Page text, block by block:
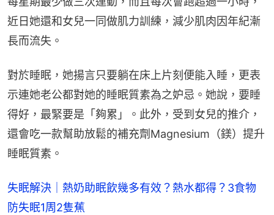
近日她還和女兒一同做肌力訓練，減少肌肉因年紀漸
長而流失。
對於睡眠，她揚言只要躺在床上片刻便能入睡，更表
示連她老公都對她的睡眠質素為之妒忌。她說，要睡
得好，最緊要是「夠累」。此外，受到女兒的推介，
還會吃一款幫助放鬆的補充劑Magnesium（鎂）提升
睡眠質素。
失眠解決｜熱奶助眠飲幾多有效？熱水都得？3食物
防失眠1周2隻蕉